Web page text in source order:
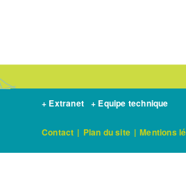
+ Extranet + Equipe technique
Contact | Plan du site | Mentions